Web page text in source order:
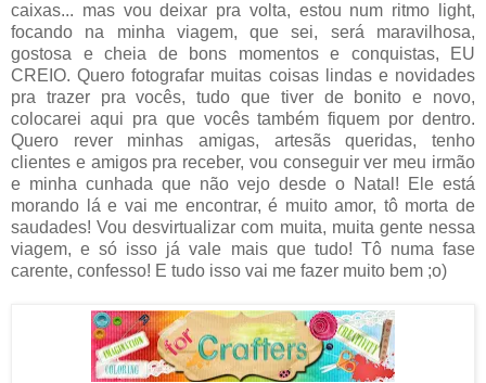
caixas... mas vou deixar pra volta, estou num ritmo light,
focando na minha viagem, que sei, será maravilhosa,
gostosa e cheia de bons momentos e conquistas, EU
CREIO. Quero fotografar muitas coisas lindas e novidades
pra trazer pra vocês, tudo que tiver de bonito e novo,
colocarei aqui pra que vocês também fiquem por dentro.
Quero rever minhas amigas, artesãs queridas, tenho
clientes e amigos pra receber, vou conseguir ver meu irmão
e minha cunhada que não vejo desde o Natal! Ele está
morando lá e vai me encontrar, é muito amor, tô morta de
saudades! Vou desvirtualizar com muita, muita gente nessa
viagem, e só isso já vale mais que tudo! Tô numa fase
carente, confesso! E tudo isso vai me fazer muito bem ;o)